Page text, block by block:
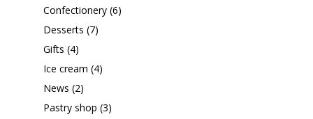
Confectionery(6)
Desserts (7)
Gifts (4)
Ice cream (4)
News (2)
Pastry shop (3)